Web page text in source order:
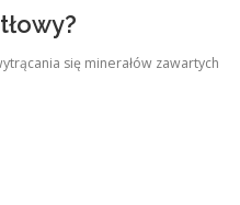
się minerałów zawartych